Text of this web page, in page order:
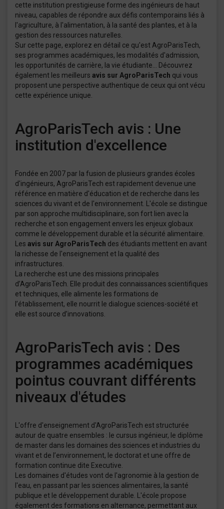
cette institution prestigieuse forme des ingénieurs de haut
niveau, capables de répondre aux défis contemporains liés à
l'agriculture, à l'alimentation, à la santé des plantes, et à la
gestion des ressources naturelles.
Sur cette page, explorez en détail ce qu'est AgroParisTech,
ses programmes académiques, les modalités d'admission,
les opportunités de carrière, la vie étudiante… Découvrez
également les meilleurs avis sur AgroParisTech qui vous
proposent une perspective authentique de ceux qui ont vécu
cette expérience unique.
AgroParisTech avis : Une
institution d'excellence
Fondée en 2007 par la fusion de plusieurs grandes écoles
d'ingénieurs, AgroParisTech est rapidement devenue une
référence en matière d'éducation et de recherche dans les
sciences du vivant et de l'environnement. L'école se distingue
par son approche multidisciplinaire, son fort lien avec la
recherche et son engagement envers les enjeux globaux
comme le développement durable et la sécurité alimentaire.
Les avis sur AgroParisTech des étudiants mettent en avant
la richesse de l'enseignement et la qualité des
infrastructures.
La recherche est une des missions principales
d’AgroParisTech. Elle produit des connaissances scientifiques
et techniques, elle alimente les formations de
l’établissement, elle nourrit le dialogue sciences-société et
elle est source d’innovations.
AgroParisTech avis : Des
programmes académiques
pointus couvrant différents
niveaux d'études
L'offre d'enseignement d'AgroParisTech est structurée
autour de quatre ensembles : le cursus ingénieur, le diplôme
de master dans les domaines des sciences et industries du
vivant et de l’environnement, le doctorat et une offre de
formation continue dite Executive.
Les domaines d'études vont de l'agronomie à la gestion de
l'eau, en passant par les sciences alimentaires, la santé
publique et le développement durable. L'école propose
également des formations en alternance, permettant aux